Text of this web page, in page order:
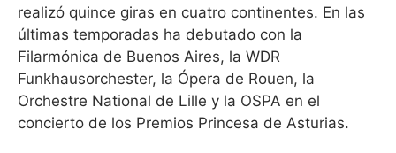
realizó quince giras en cuatro continentes. En las
últimas temporadas ha debutado con la
Filarmónica de Buenos Aires, la WDR
Funkhausorchester, la Ópera de Rouen, la
Orchestre National de Lille y la OSPA en el
concierto de los Premios Princesa de Asturias.